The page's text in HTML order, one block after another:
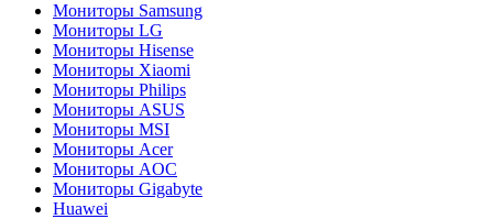
Мониторы Samsung
Мониторы LG
Мониторы Hisense
Мониторы Xiaomi
Мониторы Philips
Мониторы ASUS
Мониторы MSI
Мониторы Acer
Мониторы AOC
Мониторы Gigabyte
Huawei